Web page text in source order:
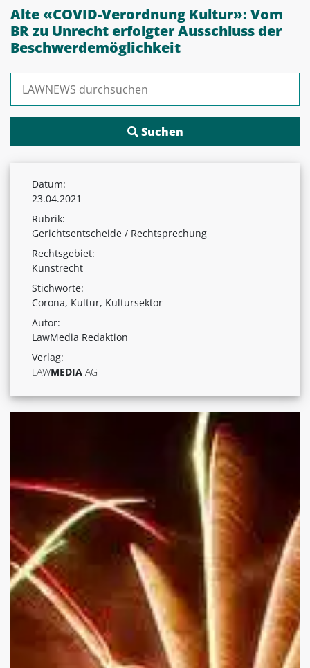
Alte «COVID-Verordnung Kultur»: Vom
BR zu Unrecht erfolgter Ausschluss der
Beschwerdemöglichkeit
Datum:
23.04.2021
Rubrik:
Gerichtsentscheide / Rechtsprechung
Rechtsgebiet:
Kunstrecht
Stichworte:
Corona, Kultur, Kultursektor
Autor:
LawMedia Redaktion
Verlag:
LAWMEDIA AG